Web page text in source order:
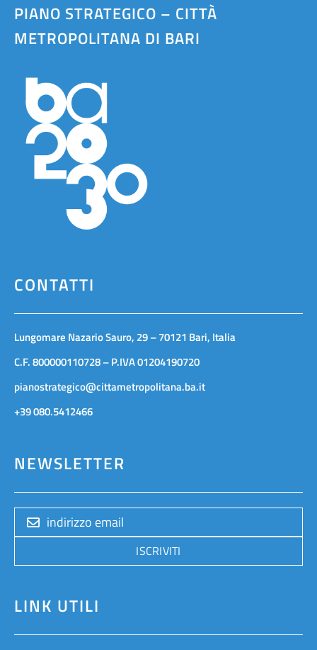
PIANO STRATEGICO – CITTÀ
METROPOLITANA DI BARI
CONTATTI
Lungomare Nazario Sauro, 29 – 70121 Bari, Italia
C.F. 800000110728 – P.IVA 01204190720
pianostrategico@cittametropolitana.ba.it
+39 080.5412466
NEWSLETTER
ISCRIVITI
LINK UTILI